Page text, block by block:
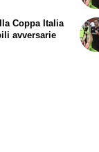
Coppa Italia
avversarie